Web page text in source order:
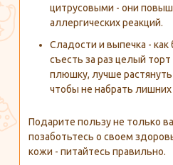
цитрусовыми - они
аллергических реакций.
Сладости и выпечка -
съесть за раз целый
плюшку, лучше
чтобы не набрать
Подарите пользу не только
позаботьтесь о своем
кожи - питайтесь правильно.